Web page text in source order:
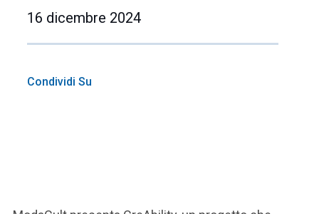
16 dicembre 2024
Condividi Su